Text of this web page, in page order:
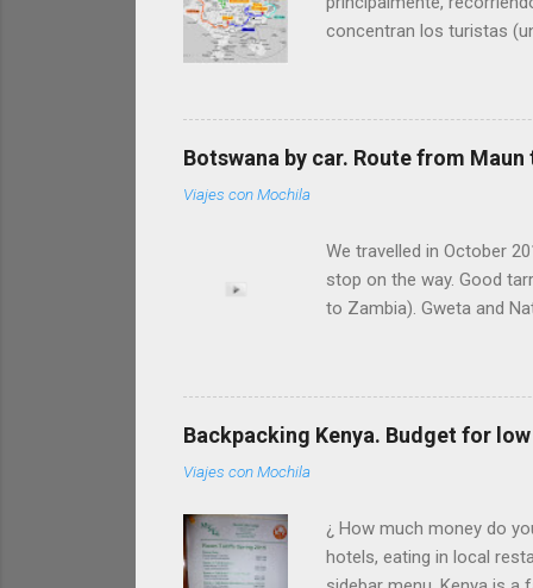
concentran los turistas
realizado en mayo del
500 km. Os la
carreteras secundarias
Botswana by car. Route from Maun
Viajes con Mochila
We travelled in October
stop on the way. Good
to Zambia). Gweta and
NATA From Maun to
Nata is PLANET
(double room more than
Backpacking Kenya. Budget for
Viajes con Mochila
¿ How much money do
hotels, eating in local